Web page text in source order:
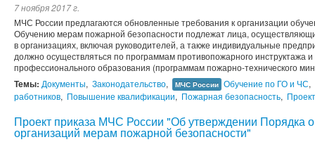
7 ноября 2017 г.
МЧС России предлагаются обновленные требования к организации
Обучению мерам пожарной безопасности подлежат лица,
в организациях, включая руководителей, а также индивидуальные
должно осуществляться по программам противопожарного инструктажа
профессионального образования (программам пожарно-технического
Темы: Документы, Законодательство, МЧС России Обучение по ГО и ЧС,
работников, Повышение квалификации, Пожарная безопасность,
Проект приказа МЧС России "Об утверждении Порядка
организаций мерам пожарной безопасности"